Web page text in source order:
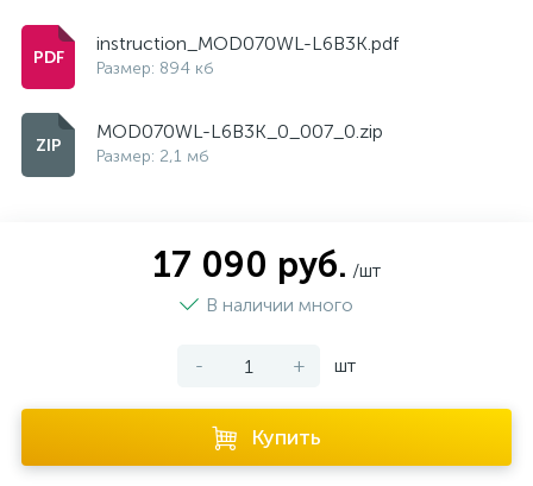
instruction_MOD070WL-L6B3K.pdf
Размер: 894 кб
MOD070WL-L6B3K_0_007_0.zip
Размер: 2,1 мб
17 090 руб. /шт
В наличии много
- + шт
Купить